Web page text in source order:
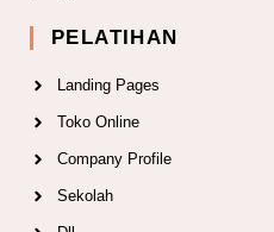
PELATIHAN
Landing Pages
Toko Online
Company Profile
Sekolah